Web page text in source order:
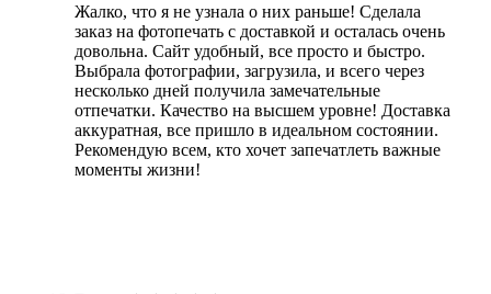
Жалко, что я не узнала о них раньше! Сделала
заказ на фотопечать с доставкой и осталась очень
довольна. Сайт удобный, все просто и быстро.
Выбрала фотографии, загрузила, и всего через
несколько дней получила замечательные
отпечатки. Качество на высшем уровне! Доставка
аккуратная, все пришло в идеальном состоянии.
Рекомендую всем, кто хочет запечатлеть важные
моменты жизни!